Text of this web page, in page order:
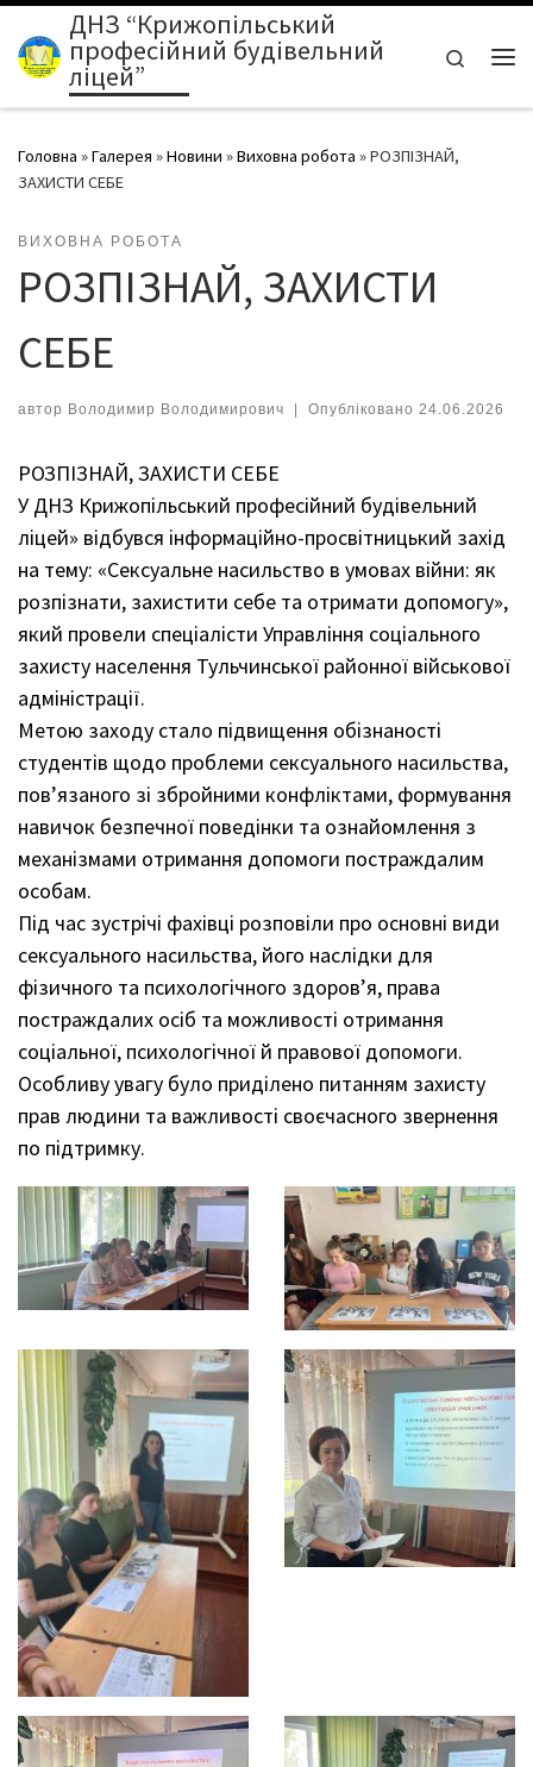
Перейти до вмісту
ДНЗ “Крижопільський
професійний будівельний
ліцей”
Search
Головна »Галерея »Новини »Виховна робота »РОЗПІЗНАЙ,
ЗАХИСТИ СЕБЕ
ВИХОВНА РОБОТА
РОЗПІЗНАЙ, ЗАХИСТИ
СЕБЕ
автор Володимир Володимирович Опубліковано 24.06.2026
РОЗПІЗНАЙ, ЗАХИСТИ СЕБЕ
У ДНЗ Крижопільський професійний будівельний
ліцей» відбувся інформаційно-просвітницький захід
на тему: «Сексуальне насильство в умовах війни: як
розпізнати, захистити себе та отримати допомогу»,
який провели спеціалісти Управління соціального
захисту населення Тульчинської районної військової
адміністрації.
Метою заходу стало підвищення обізнаності
студентів щодо проблеми сексуального насильства,
пов’язаного зі збройними конфліктами, формування
навичок безпечної поведінки та ознайомлення з
механізмами отримання допомоги постраждалим
особам.
Під час зустрічі фахівці розповіли про основні види
сексуального насильства, його наслідки для
фізичного та психологічного здоров’я, права
постраждалих осіб та можливості отримання
соціальної, психологічної й правової допомоги.
Особливу увагу було приділено питанням захисту
прав людини та важливості своєчасного звернення
по підтримку.